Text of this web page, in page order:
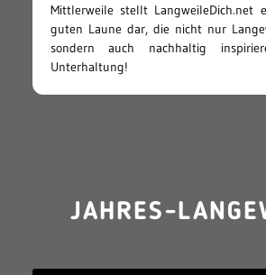
Mittlerweile stellt LangweileDich.net
guten Laune dar, die nicht nur
sondern auch nachhaltig
Unterhaltung!
JAHRES-